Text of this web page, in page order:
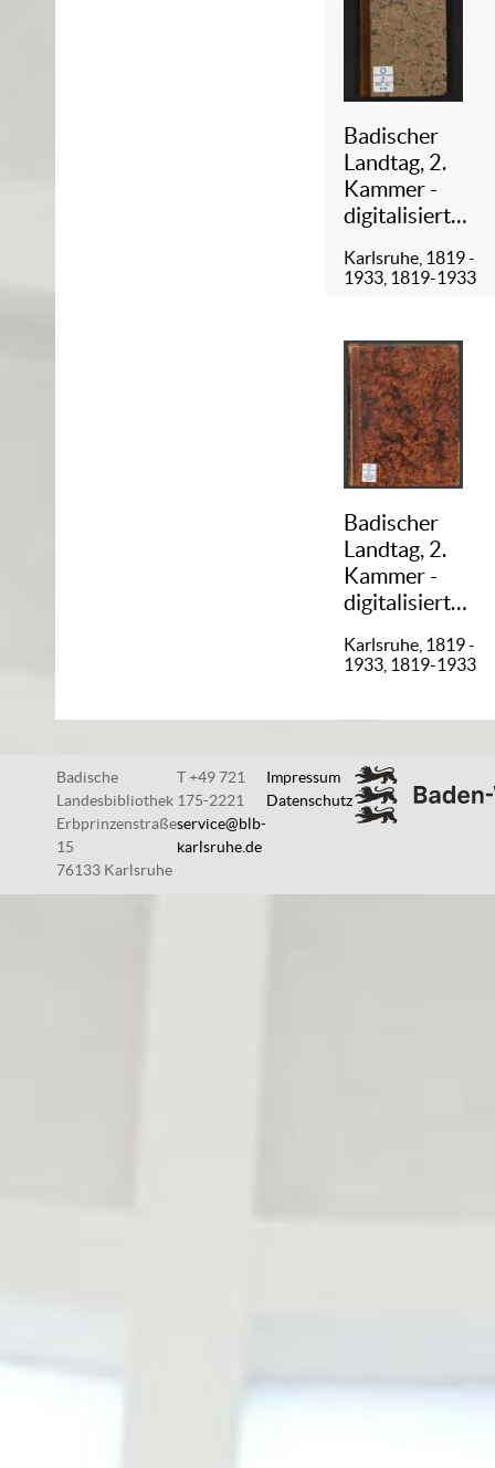
Badischer
Landtag, 2.
Kammer -
digitalisiert
Karlsruhe, 1819 -
1933, 1819-1933
Badischer
Landtag, 2.
Kammer -
digitalisiert
Karlsruhe, 1819 -
1933, 1819-1933
Badische
Landesbibliothek
Erbprinzenstraße
15
76133 Karlsruhe
T +49 721
175-2221
service@blb-
karlsruhe.de
Impressum
Datenschutz